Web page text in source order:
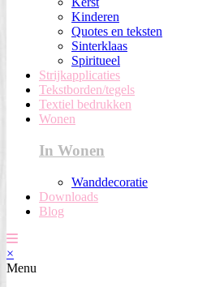
Kinderen
Quotes en teksten
Sinterklaas
Spiritueel
Strijkapplicaties
Tekstborden/tegels
Textiel bedrukken
Wonen
In Wonen
Wanddecoratie
Downloads
Blog
×
Menu